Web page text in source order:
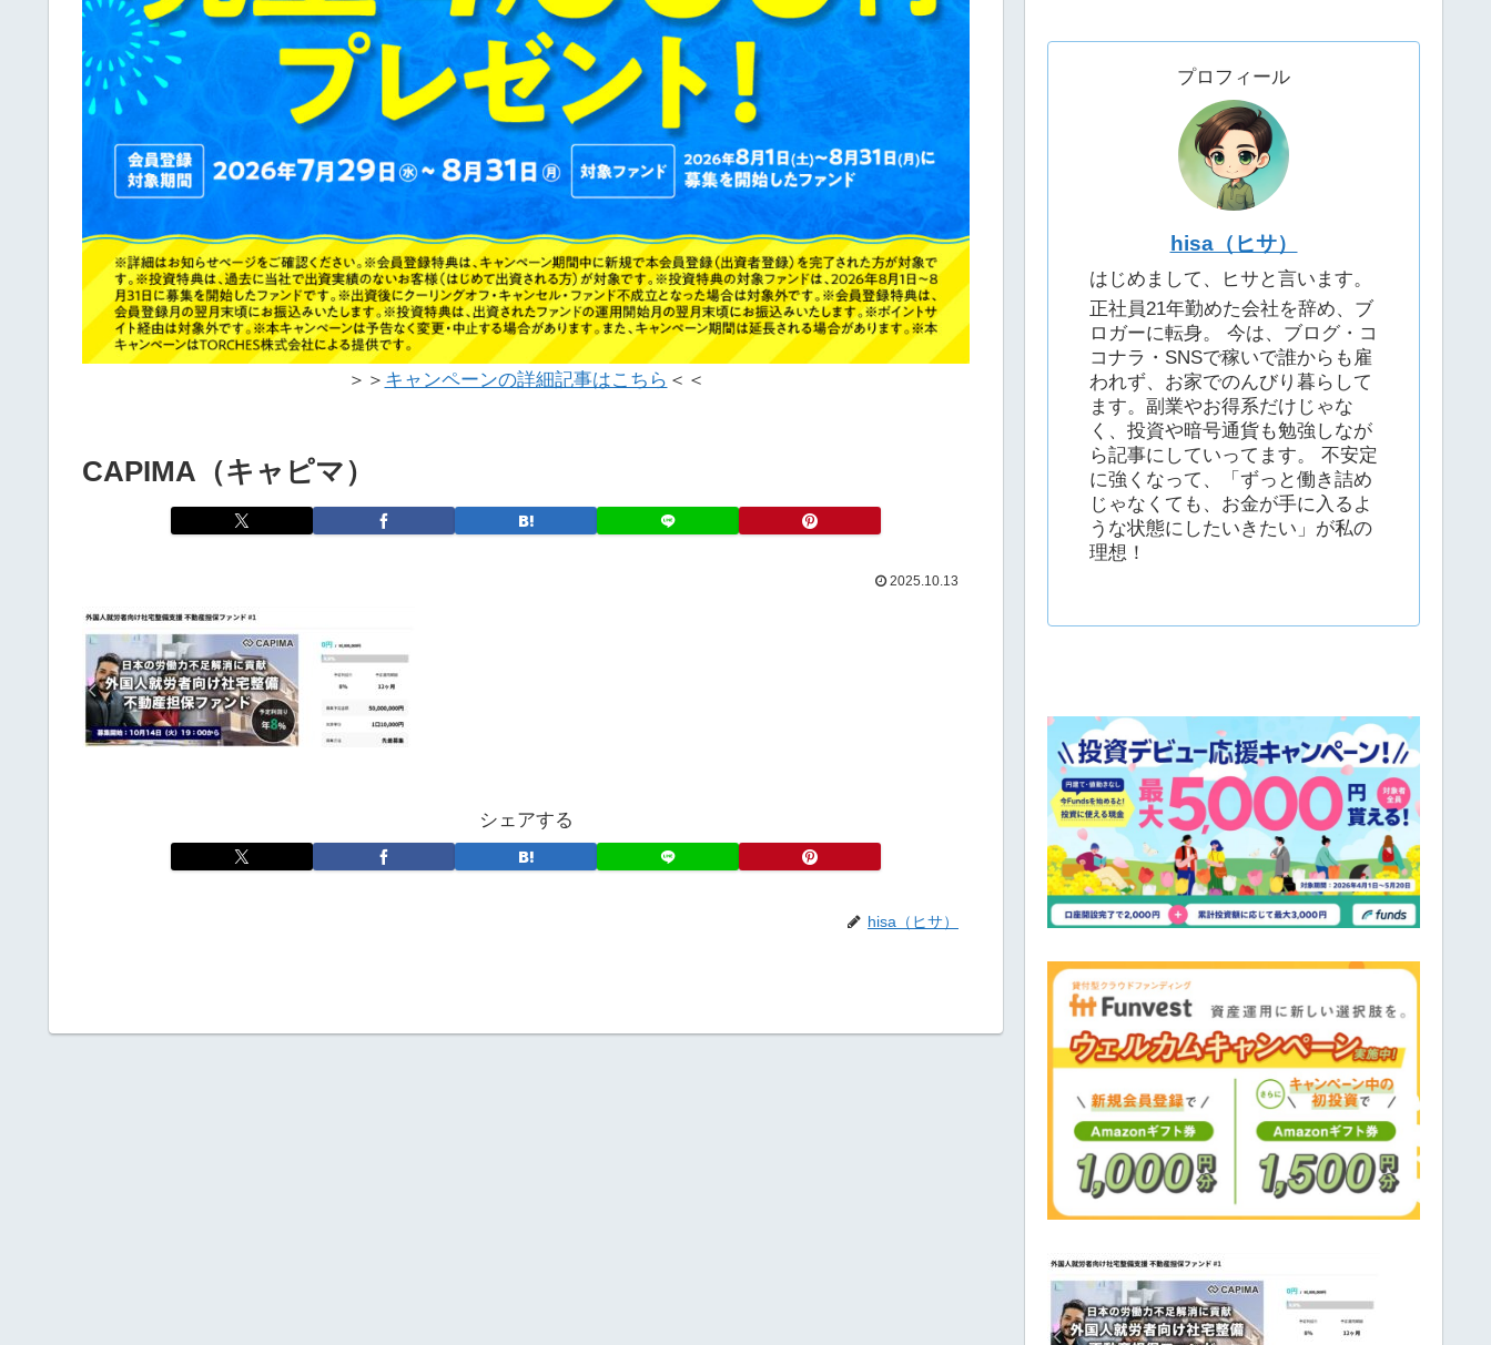
＞＞ キャンペーンの詳細記事はこちら ＜＜
CAPIMA（キャピマ）
2025.10.13
シェアする
hisa（ヒサ）
プロフィール
hisa（ヒサ）
はじめまして、ヒサと言います。
正社員21年勤めた会社を辞め、ブ
ロガーに転身。 今は、ブログ・コ
コナラ・SNSで稼いで誰からも雇
われず、お家でのんびり暮らして
ます。副業やお得系だけじゃな
く、投資や暗号通貨も勉強しなが
ら記事にしていってます。 不安定
に強くなって、「ずっと働き詰め
じゃなくても、お金が手に入るよ
うな状態にしたいきたい」が私の
理想！